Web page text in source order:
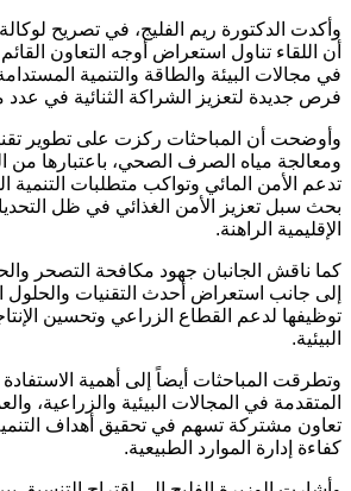
وأكدت الدكتورة ريم الفليج، في تصريح لوكالة
أن اللقاء تناول استعراض أوجه التعاون
في مجالات البيئة والطاقة والتنمية
فرص جديدة لتعزيز الشراكة الثنائية في
وأوضحت أن المباحثات ركزت على تطوير
ومعالجة مياه الصرف الصحي، باعتبارها من
تدعم الأمن المائي وتواكب متطلبات التنمية
بحث سبل تعزيز الأمن الغذائي في ظل
الإقليمية الراهنة.
كما ناقش الجانبان جهود مكافحة التصحر والحد
إلى جانب استعراض أحدث التقنيات والحلول
توظيفها لدعم القطاع الزراعي وتحسين
البيئية.
وتطرقت المباحثات أيضاً إلى أهمية
المتقدمة في المجالات البيئية والزراعية،
تعاون مشتركة تسهم في تحقيق أهداف
كفاءة إدارة الموارد الطبيعية.